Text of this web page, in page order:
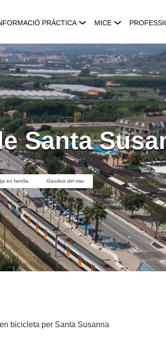
PRÀCTICA MICE
Santa
en família Gaudeix del mar
bicicleta per Santa Susanna